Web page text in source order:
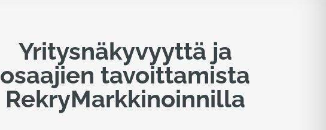
Yritysnäkyvyyttä ja
osaajien tavoittamista
RekryMarkkinoinnilla